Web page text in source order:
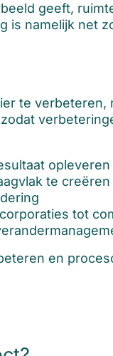
geeft,
is namelijk net
te
opleveren
te creëren
tot
en